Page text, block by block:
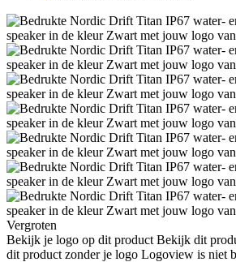
Vergroten
Bekijk je logo op dit product Bekijk dit
dit product zonder je logo Logoview is niet